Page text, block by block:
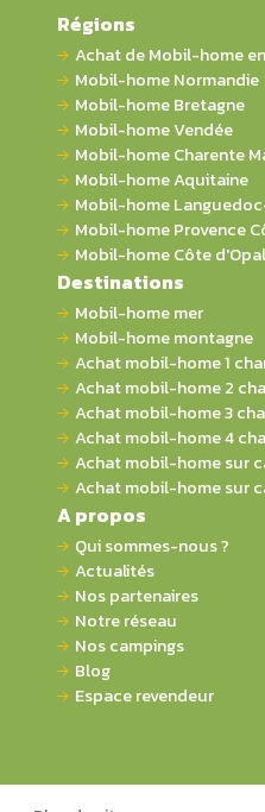
Régions
Achat de Mobil-home
Mobil-home Normandie
Mobil-home Bretagne
Mobil-home Vendée
Mobil-home Charente
Mobil-home Aquitaine
Mobil-home
Mobil-home Provence
Mobil-home Côte
Destinations
Mobil-home mer
Mobil-home montagne
Achat mobil-home 1
Achat mobil-home 2
Achat mobil-home 3
Achat mobil-home 4
Achat mobil-home sur
Achat mobil-home sur
A propos
Qui sommes-nous ?
Actualités
Nos partenaires
Notre réseau
Nos campings
Blog
Espace revendeur